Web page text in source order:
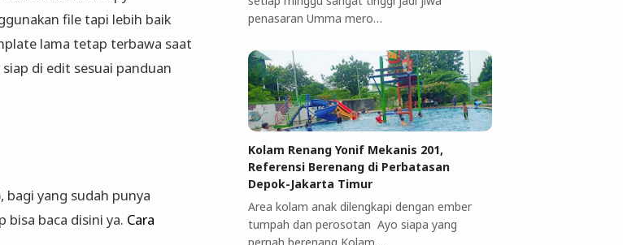
file tapi lebih baik
lama tetap terbawa saat
di edit sesuai panduan
bagi yang sudah punya
bisa baca disini ya. Cara
penasaran Umma mero…
Kolam Renang Yonif Mekanis 201,
Referensi Berenang di Perbatasan
Depok-Jakarta Timur
Area kolam anak dilengkapi dengan ember
tumpah dan perosotan Ayo siapa yang
pernah berenang Kolam …